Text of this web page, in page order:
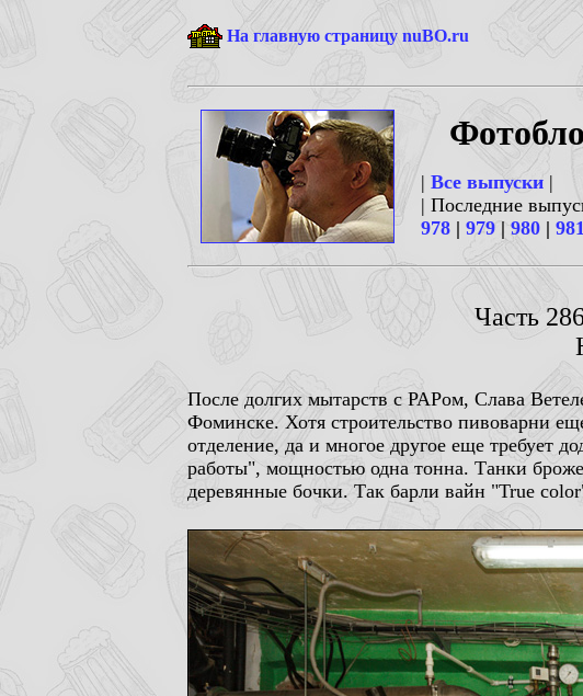
На главную страницу nuBO.ru
| Все выпуски |
| Последние
978 | 979 | 980 | 981
Часть
После долгих мытарств с РАРом, Слава
Фоминске. Хотя строительство пивоварни
отделение, да и многое другое еще требует
работы", мощностью одна тонна. Танки
деревянные бочки. Так барли вайн "True